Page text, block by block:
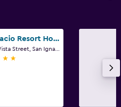
San Ignacio Resort Hotel